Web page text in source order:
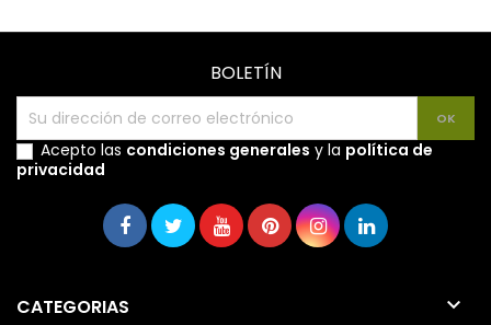
BOLETÍN
Acepto las condiciones generales y la política de
privacidad
CATEGORIAS 